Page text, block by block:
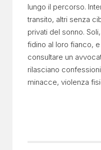
lungo il percorso.
transito, altri senza
privati del sonno.
fidino al loro fianco,
consultare un
rilasciano
minacce, violenza